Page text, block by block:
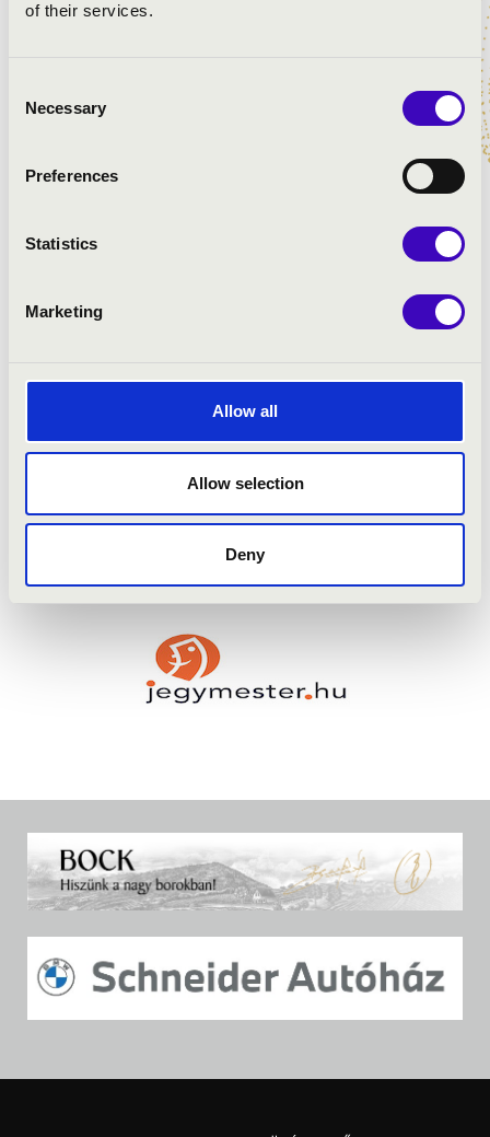
of their services.
Selection
Necessary
Preferences
Statistics
Marketing
Allow all
Allow selection
Deny
Franck: Prelúdium, fúga és variációk, h-moll -